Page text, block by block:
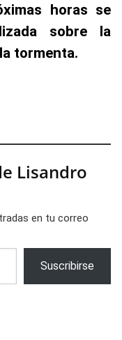
horas se
sobre la
tormenta.
Lisandro
en tu correo
Suscribirse